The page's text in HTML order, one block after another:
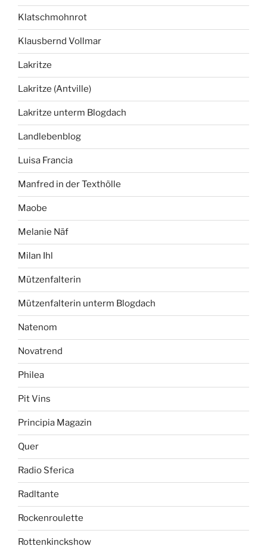
Klatschmohnrot
Klausbernd Vollmar
Lakritze
Lakritze (Antville)
Lakritze unterm Blogdach
Landlebenblog
Luisa Francia
Manfred in der Texthölle
Maobe
Melanie Näf
Milan Ihl
Mützenfalterin
Mützenfalterin unterm Blogdach
Natenom
Novatrend
Philea
Pit Vins
Principia Magazin
Quer
Radio Sferica
Radltante
Rockenroulette
Rottenkinckshow